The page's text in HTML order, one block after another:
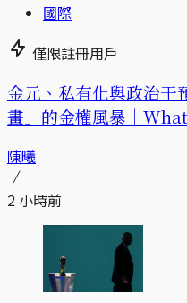
國際
僅限註冊用戶
金元、私有化與政治干
畫」的金權風暴｜
陳曦
2 小時前